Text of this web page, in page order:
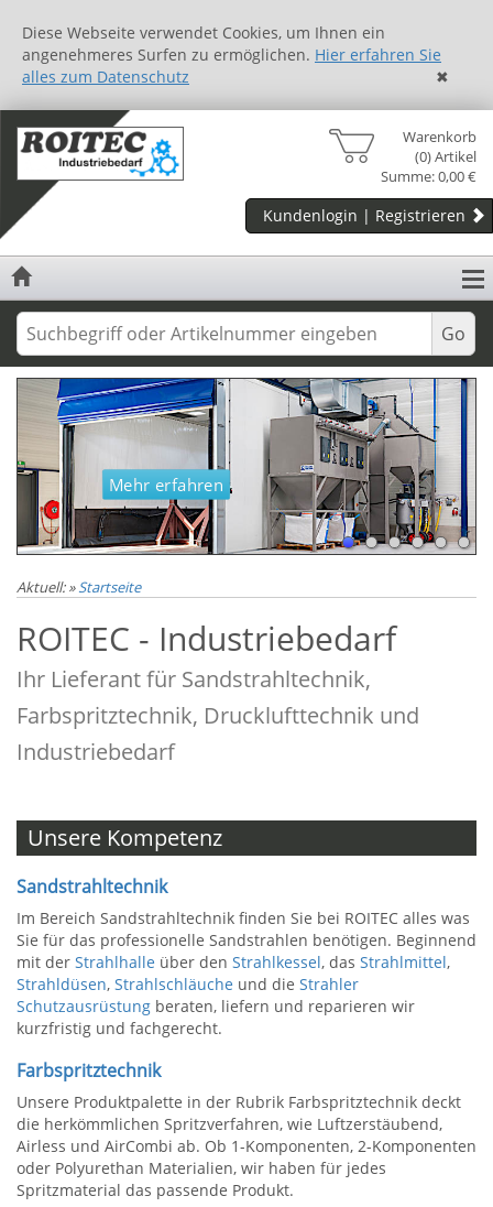
Diese Webseite verwendet Cookies, um Ihnen ein
angenehmeres Surfen zu ermöglichen. Hier erfahren Sie
alles zum Datenschutz
✖
Warenkorb
(0) Artikel
Summe: 0,00 €
Kundenlogin | Registrieren
Mehr erfahrenMehr erfahren
Aktuell:»Startseite
ROITEC - Industriebedarf
Ihr Lieferant für Sandstrahltechnik,
Farbspritztechnik, Drucklufttechnik und
Industriebedarf
Unsere Kompetenz
Sandstrahltechnik
Im Bereich Sandstrahltechnik finden Sie bei ROITEC alles was
Sie für das professionelle Sandstrahlen benötigen. Beginnend
mit der Strahlhalle über den Strahlkessel, das Strahlmittel,
Strahldüsen, Strahlschläuche und die Strahler
Schutzausrüstung beraten, liefern und reparieren wir
kurzfristig und fachgerecht.
Farbspritztechnik
Unsere Produktpalette in der Rubrik Farbspritztechnik deckt
die herkömmlichen Spritzverfahren, wie Luftzerstäubend,
Airless und AirCombi ab. Ob 1-Komponenten, 2-Komponenten
oder Polyurethan Materialien, wir haben für jedes
Spritzmaterial das passende Produkt.